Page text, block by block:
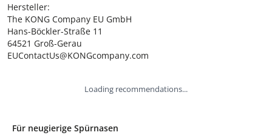
Hersteller:
The KONG Company EU GmbH
Hans-Böckler-Straße 11
64521 Groß-Gerau
EUContactUs@KONGcompany.com
Loading recommendations...
Für neugierige Spürnasen